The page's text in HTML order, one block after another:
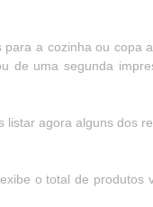
para a cozinha ou copa
de uma segunda
listar agora alguns dos
o total de produtos